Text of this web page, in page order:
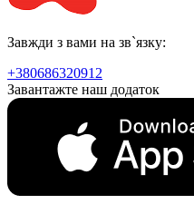
Завжди з вами на зв`язку:
+380686320912
Завантажте наш додаток